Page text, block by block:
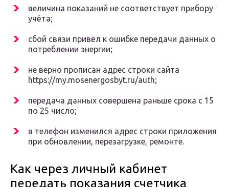
величина показаний не соответствует прибору
учёта;
сбой связи привёл к ошибке передачи данных о
потреблении энергии;
не верно прописан адрес строки сайта
https://my.mosenergosbyt.ru/auth;
передача данных совершена раньше срока с 15
по 25 число;
в телефон изменился адрес строки приложения
при обновлении, перезагрузке, ремонте.
Как через личный кабинет
передать показания счетчика